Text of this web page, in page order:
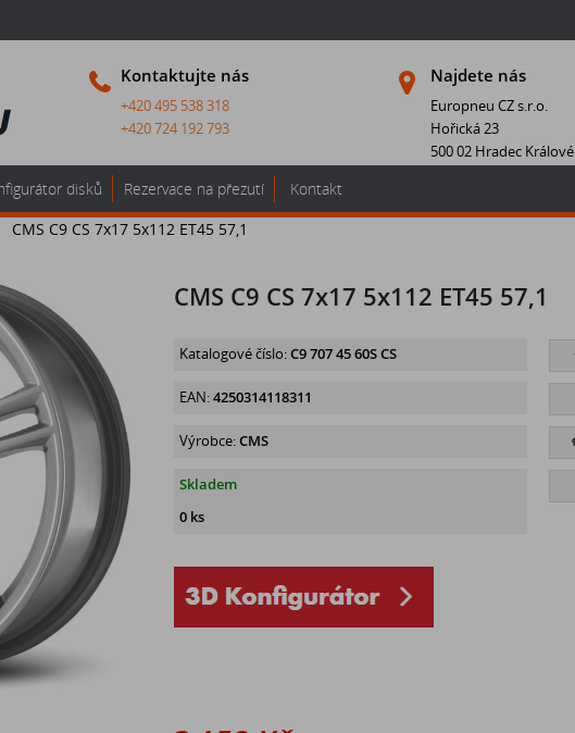
Kontaktujte nás
+420 495 538 318
+420 724 192 793
Najdete nás
Europneu CZ s.r.o.
Hořická 23
500 02 Hradec Králové
disků Rezervace na přezutí
Kontakt
CMS C9 CS 7x17 5x112 ET45 57,1
CMS C9 CS 7x17 5x112 ET45 57,1
Katalogové číslo:C9 707 45 60S CS
EAN:4250314118311
Výrobce:CMS
Skladem
0 ks